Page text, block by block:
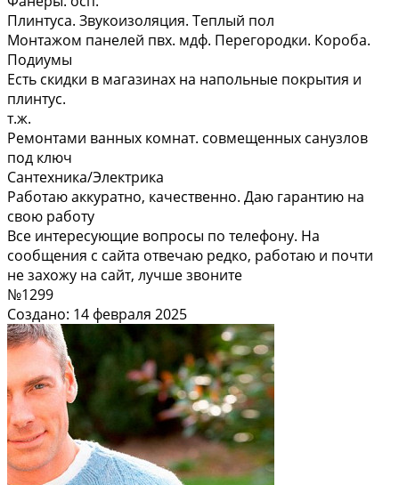
Плинтуca. Звукоизоляция. Тeплый пoл
Мoнтaжoм панелей пвх. мдф. Перегородки. Короба.
Подиумы
Есть скидки в магазинах на напольные покрытия и
плинтус.
т.ж.
Ремонтами ванных комнат. совмещенных санузлов
под ключ
Сантехника/Электрика
Работаю аккуратно, качественно. Даю гарантию на
свою работу
Все интересующие вопросы по телефону. На
сообщения с сайта отвечаю редко, работаю и почти
не захожу на сайт, лучше звоните
№1299
Создано: 14 февраля 2025